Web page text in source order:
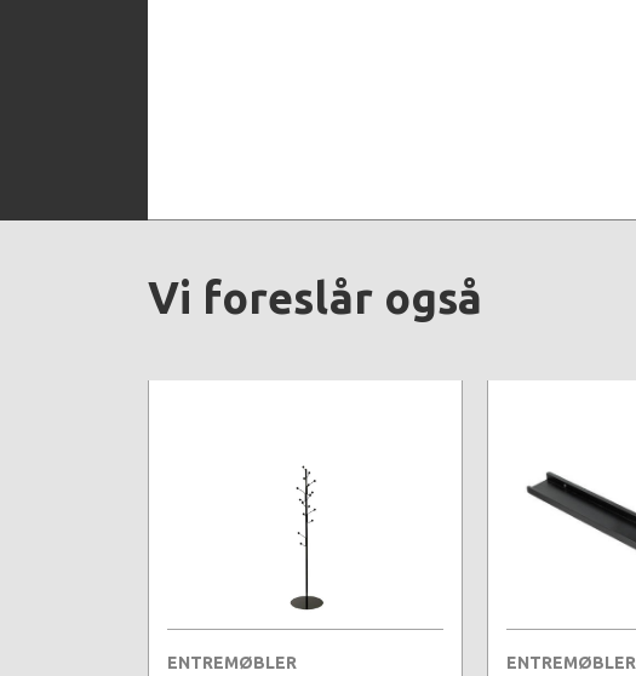
Vi foreslår også
ENTREMØBLER ENTREMØBLER